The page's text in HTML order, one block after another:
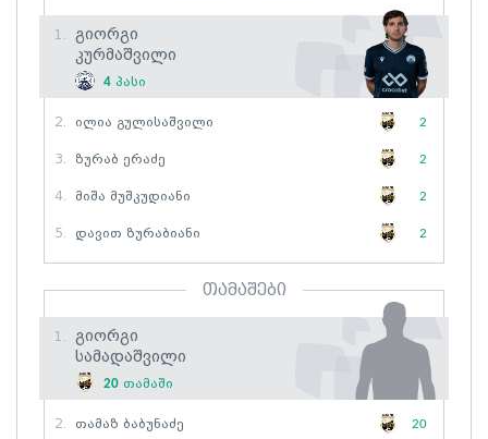
1.
Გიორგი
Კურმაშვილი
4 პასი
2. Ილია Გულისაშვილი 2
3. Ზურაბ Ერაძე 2
4. Მიშა Მუშკუდიანი 2
5. Დავით Ზურაბიანი 2
თამაშები
1.
Გიორგი
Სამადაშვილი
20 თამაში
2. Თამაზ Ბაბუნაძე 20